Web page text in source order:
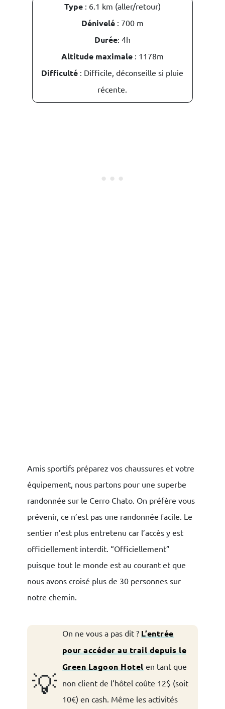
Type: 6.1 km (aller/retour)
Dénivelé: 700 m
Durée: 4h
Altitude maximale: 1178m
Difficulté : Difficile, déconseille si pluie
récente.
Amis sportifs préparez vos chaussures et votre
équipement, nous partons pour une superbe
randonnée sur le Cerro Chato. On préfère vous
prévenir, ce n’est pas une randonnée facile. Le
sentier n’est plus entretenu car l’accès y est
officiellement interdit. “Officiellement”
puisque tout le monde est au courant et que
nous avons croisé plus de 30 personnes sur
notre chemin.
💡
On ne vous a pas dit ? L’entrée
pour accéder au trail depuis le
Green Lagoon Hotel en tant que
non client de l’hôtel coûte 12$ (soit
10€) en cash. Même les activités